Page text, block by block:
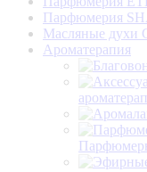
Парфюмерия
Масляные духи
Ароматерапия